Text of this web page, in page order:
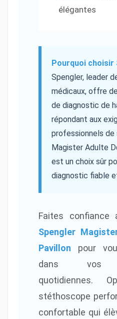
élégantes
Pourquoi choisir
Spengler, leader
médicaux, offre
de diagnostic de
répondant aux
professionnels de
Magister Adulte
est un choix sûr
diagnostic fiable
Faites confiance
Spengler
Pavillon pour
dans vos
quotidiennes.
stéthoscope
confortable qui